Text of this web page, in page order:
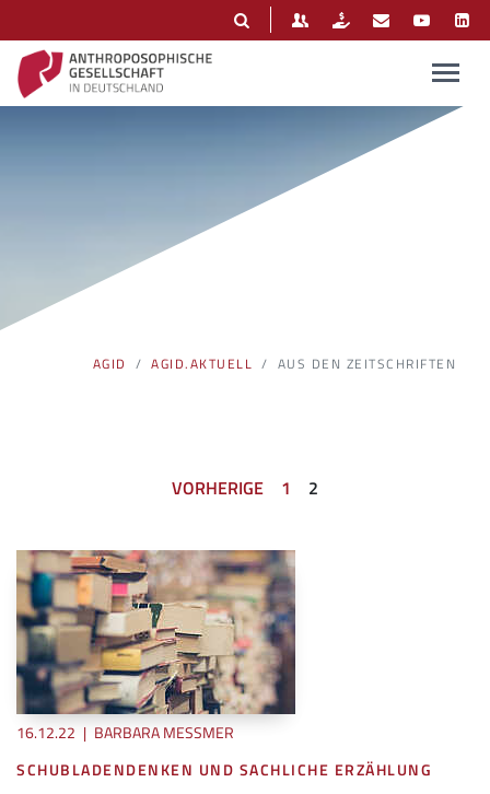
AUS DEN ZEITSCHRIFTEN
Beiträge aus der "Anthroposophie" und "DieDrei"
AGID AGID.AKTUELL AUS DEN ZEITSCHRIFTEN
VORHERIGE 1 2
16.12.22 | BARBARA MESSMER
SCHUBLADENDENKEN UND SACHLICHE ERZÄHLUNG